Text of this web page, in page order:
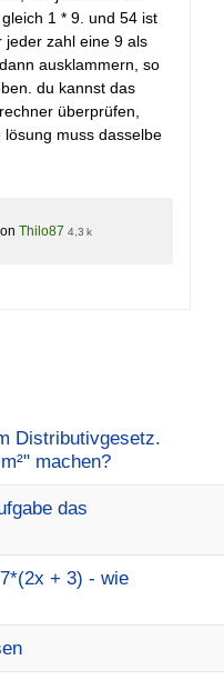
1 * 9. und 54 ist
jeder zahl eine 9 als
ausklammern, so
du kannst das
überprüfen,
muss dasselbe
Thilo87 4,3 k
Distributivgesetz.
machen?
das
+ 3) - wie